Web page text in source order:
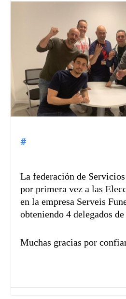
#
La federación de
por primera vez a las
en la empresa Serveis
obteniendo 4 delegados
Muchas gracias por